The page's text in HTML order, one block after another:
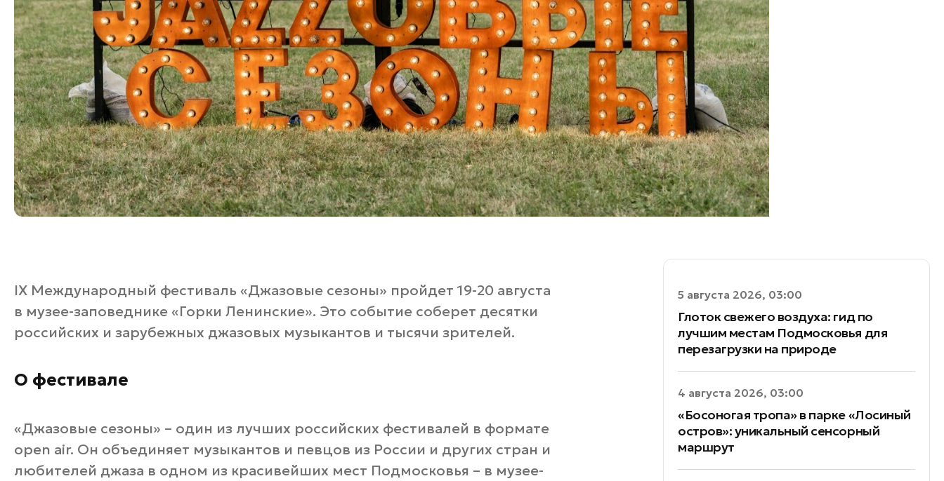
5 августа 2026, 03:00
Глоток свежего воздуха: гид по
лучшим местам Подмосковья для
перезагрузки на природе
4 августа 2026, 03:00
«Босоногая тропа» в парке «Лосиный
остров»: уникальный сенсорный
маршрут
IX Международный фестиваль «Джазовые сезоны» пройдет 19-20 августа
в музее-заповеднике «Горки Ленинские». Это событие соберет десятки
российских и зарубежных джазовых музыкантов и тысячи зрителей.
О фестивале
«Джазовые сезоны» – один из лучших российских фестивалей в формате
open air. Он объединяет музыкантов и певцов из России и других стран и
любителей джаза в одном из красивейших мест Подмосковья – в музее-